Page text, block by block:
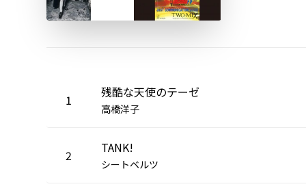
1 残酷な天使のテーゼ
高橋洋子
2 TANK!
シートベルツ